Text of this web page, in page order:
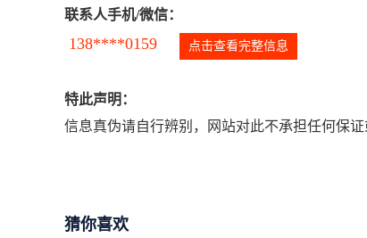
联系人手机/微信：
138****0159 点击查看完整信息
特此声明：
信息真伪请自行辨别，网站对此不承担任何保
猜你喜欢